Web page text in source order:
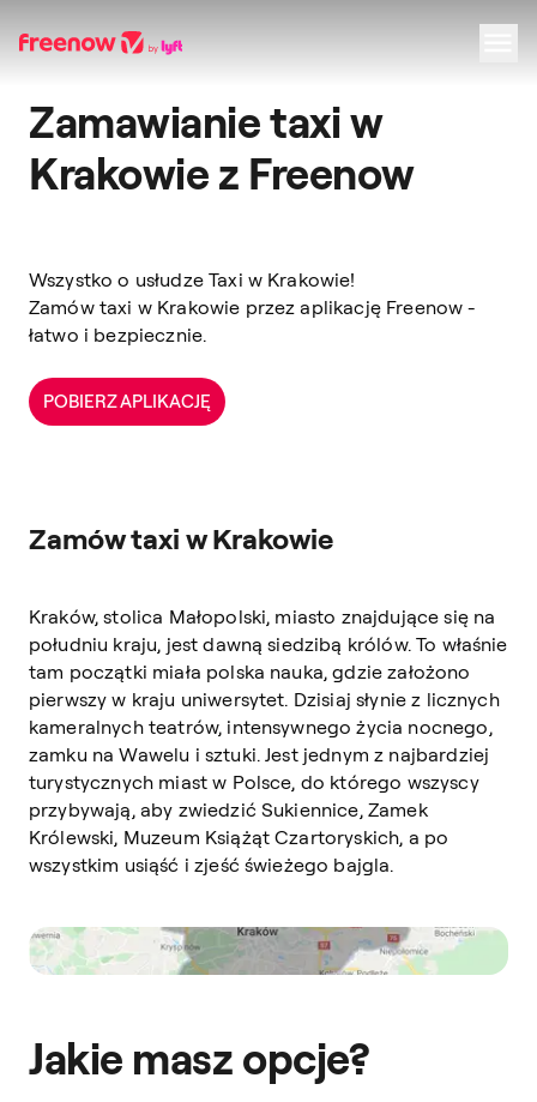
Navigation
Inhalt
Fußzeile
Zamawianie taxi w
Krakowie z Freenow
Wszystko o usłudze Taxi w Krakowie!
Zamów taxi w Krakowie przez aplikację Freenow -
łatwo i bezpiecznie.
POBIERZ APLIKACJĘ
Zamów taxi w Krakowie
Kraków, stolica Małopolski, miasto znajdujące się na
południu kraju, jest dawną siedzibą królów. To właśnie
tam początki miała polska nauka, gdzie założono
pierwszy w kraju uniwersytet. Dzisiaj słynie z licznych
kameralnych teatrów, intensywnego życia nocnego,
zamku na Wawelu i sztuki. Jest jednym z najbardziej
turystycznych miast w Polsce, do którego wszyscy
przybywają, aby zwiedzić Sukiennice, Zamek
Królewski, Muzeum Książąt Czartoryskich, a po
wszystkim usiąść i zjeść świeżego bajgla.
Jakie masz opcje?